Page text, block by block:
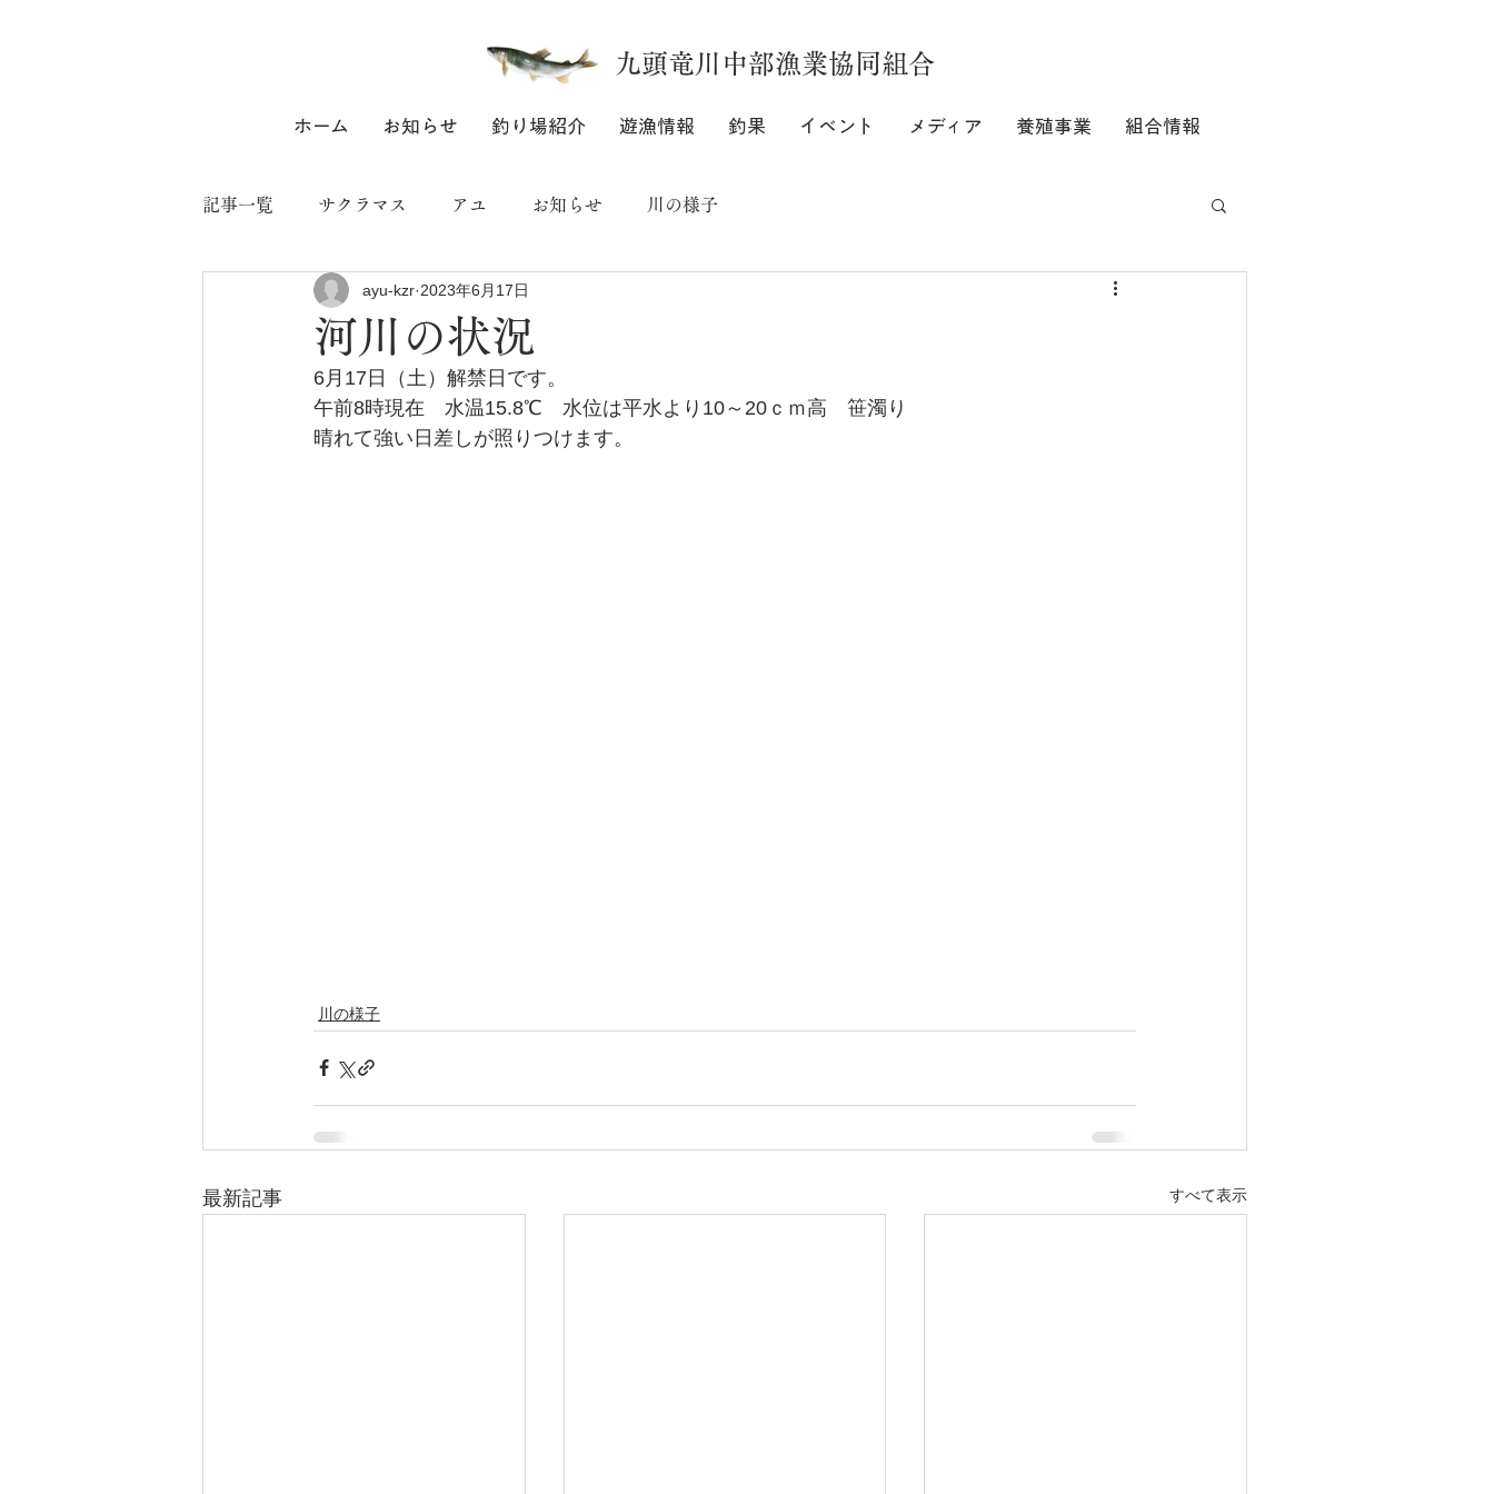
九頭竜川中部漁業協同組合
ホーム お知らせ 釣り場紹介 遊漁情報 釣果 イベント メディア 養殖事業 組合情報
記事一覧 サクラマス アユ お知らせ 川の様子
河川の状況
ayu-kzr 2023年6月17日
6月17日（土）解禁日です。
午前8時現在　水温15.8℃　水位は平水より10～20ｃｍ高　笹濁り
晴れて強い日差しが照りつけます。
川の様子
最新記事 すべて表示